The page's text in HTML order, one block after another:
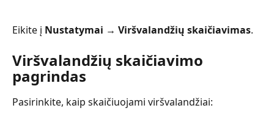
Eikite į Nustatymai → Viršvalandžių skaičiavimas.
Viršvalandžių skaičiavimo
pagrindas
Pasirinkite, kaip skaičiuojami viršvalandžiai: